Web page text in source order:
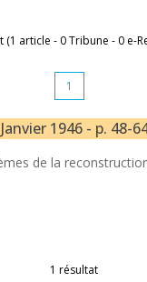
(1 article - 0 Tribune - 0 e-
1
1946 - p. 48-
de la
1 résultat